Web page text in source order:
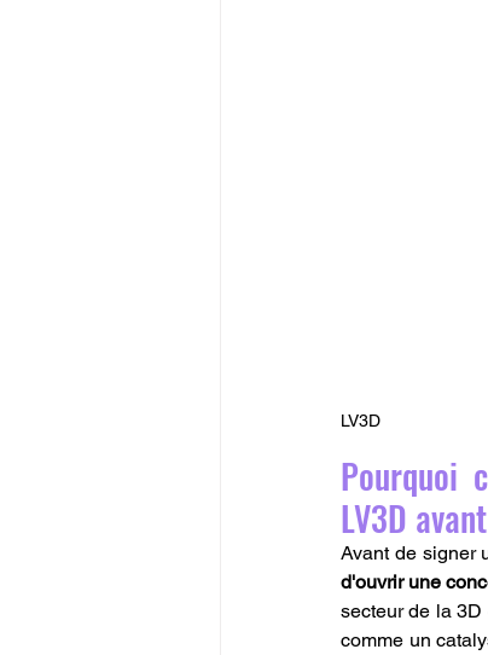
LV3D
Pourquoi
LV3D
Avant de signer
d'ouvrir une
secteur de la
comme un